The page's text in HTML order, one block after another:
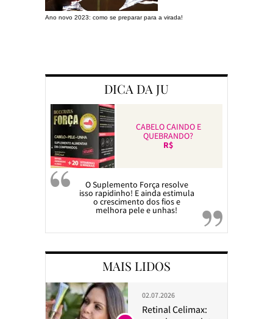
Ano novo 2023: como se preparar para a virada!
DICA DA JU
CABELO CAINDO E
QUEBRANDO?
R$
O Suplemento Força resolve
isso rapidinho! E ainda estimula
o crescimento dos fios e
melhora pele e unhas!
MAIS LIDOS
02.07.2026
Retinal Celimax: